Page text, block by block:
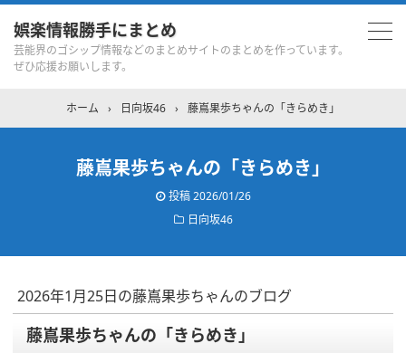
娯楽情報勝手にまとめ
芸能界のゴシップ情報などのまとめサイトのまとめを作っています。
ぜひ応援お願いします。
ホーム › 日向坂46 › 藤嶌果歩ちゃんの「きらめき」
藤嶌果歩ちゃんの「きらめき」
投稿2026/01/26
日向坂46
2026年1月25日の藤嶌果歩ちゃんのブログ
藤嶌果歩ちゃんの「きらめき」